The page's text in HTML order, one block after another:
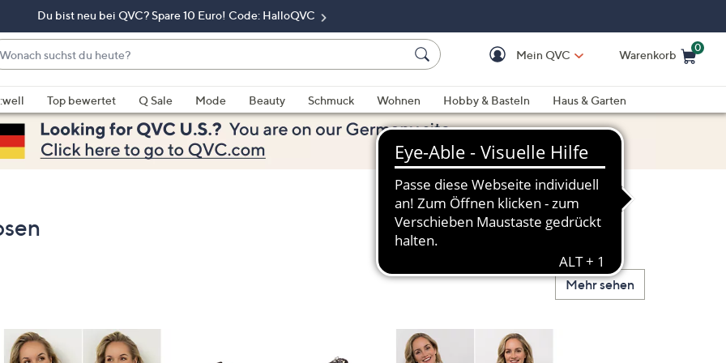
Du bist neu bei QVC? Spare 10 Euro! Code: HalloQVC
Mein QVC Warenkorb
0
Top bewertet Q Sale Mode Beauty Schmuck Wohnen Hobby & Basteln
Haus & Garten
Mehr sehen